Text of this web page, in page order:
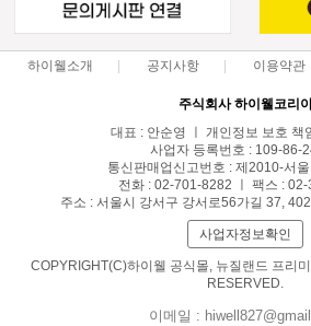
하이웰소개 공지사항 이용약관
주식회사 하이웰코리
대표 : 안순영 ㅣ 개인정보 보호 책
사업자 등록번호 : 109-86-
통신판매업신고번호 : 제2010-서
전화 : 02-701-8282 ㅣ 팩스 :
주소 : 서울시 강서구 강서로56가길 37,
사업자정보확인
COPYRIGHT(C)하이웰 공식몰, 뉴질랜드 프리
RESERVED.
이메일 :